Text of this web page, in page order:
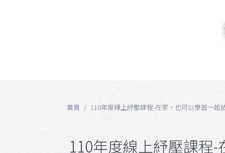
首頁 110年度線上紓壓課程-在家，也可以學習一起
110年度線上紓壓課程